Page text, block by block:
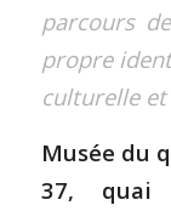
parcours
propre
culturelle
Musée du
37,